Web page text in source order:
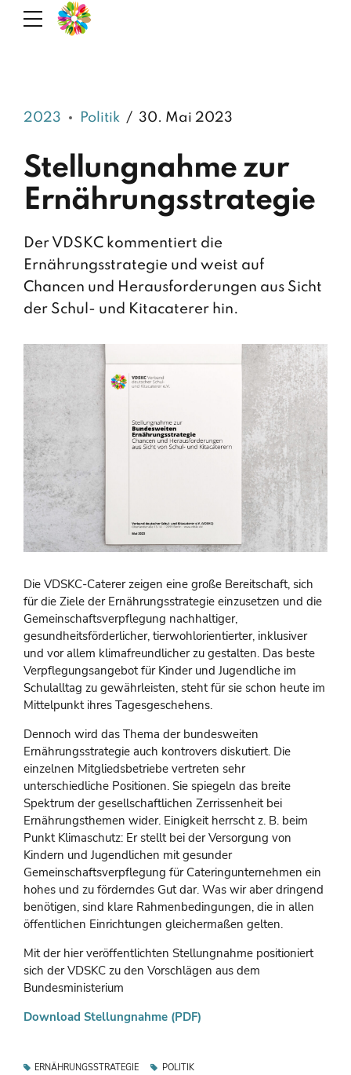
2023 Politik 30. Mai 2023
Stellungnahme zur
Ernährungsstrategie
Der VDSKC kommentiert die
Ernährungsstrategie und weist auf
Chancen und Herausforderungen aus Sicht
der Schul- und Kitacaterer hin.
Die VDSKC-Caterer zeigen eine große Bereitschaft, sich
für die Ziele der Ernährungsstrategie einzusetzen und die
Gemeinschaftsverpflegung nachhaltiger,
gesundheitsförderlicher, tierwohlorientierter, inklusiver
und vor allem klimafreundlicher zu gestalten. Das beste
Verpflegungsangebot für Kinder und Jugendliche im
Schulalltag zu gewährleisten, steht für sie schon heute im
Mittelpunkt ihres Tagesgeschehens.
Dennoch wird das Thema der bundesweiten
Ernährungsstrategie auch kontrovers diskutiert. Die
einzelnen Mitgliedsbetriebe vertreten sehr
unterschiedliche Positionen. Sie spiegeln das breite
Spektrum der gesellschaftlichen Zerrissenheit bei
Ernährungsthemen wider. Einigkeit herrscht z. B. beim
Punkt Klimaschutz: Er stellt bei der Versorgung von
Kindern und Jugendlichen mit gesunder
Gemeinschaftsverpflegung für Cateringunternehmen ein
hohes und zu förderndes Gut dar. Was wir aber dringend
benötigen, sind klare Rahmenbedingungen, die in allen
öffentlichen Einrichtungen gleichermaßen gelten.
Mit der hier veröffentlichten Stellungnahme positioniert
sich der VDSKC zu den Vorschlägen aus dem
Bundesministerium
Download Stellungnahme (PDF)
ERNÄHRUNGSSTRATEGIE POLITIK